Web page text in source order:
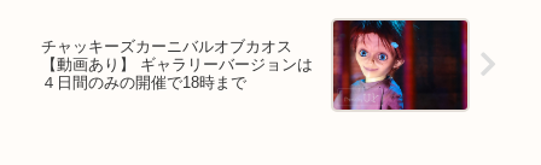
チャッキーズカーニバルオブカオス
【動画あり】 ギャラリーバージョンは
４日間のみの開催で18時まで